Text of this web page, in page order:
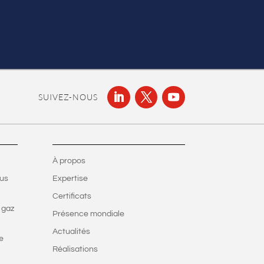
SUIVEZ-NOUS
À propos
Expertise
Certificats
Présence mondiale
Actualités
Réalisations